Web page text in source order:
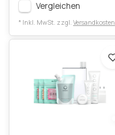
Vergleichen
* Inkl. MwSt. zzgl. Versandkosten